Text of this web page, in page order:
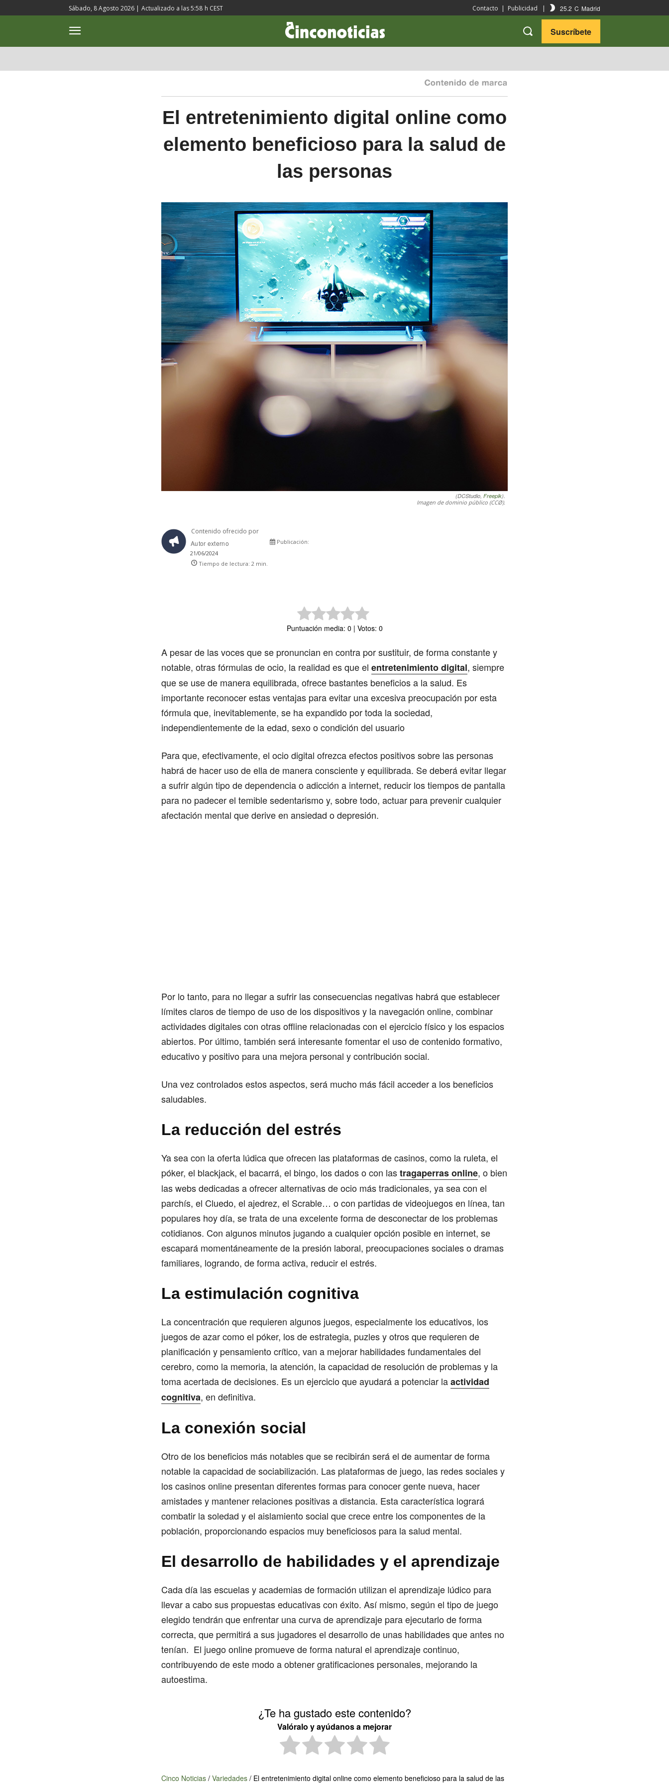
Sábado, 8 Agosto 2026 | Actualizado a las5:58 h CEST Contacto | Publicidad | 25.2 C Madrid
Suscríbete
El entretenimiento digital online como
elemento beneficioso para la salud de
las personas
(DCStudio, Freepik).
Imagen de dominio público (CCØ).
Contenido ofrecido por
Autor externo
Publicación:
21/06/2024
Tiempo de lectura: 2 min.
Puntuación media: 0 | Votos: 0
A pesar de las voces que se pronuncian en contra por sustituir, de forma constante y
notable, otras fórmulas de ocio, la realidad es que el entretenimiento digital, siempre
que se use de manera equilibrada, ofrece bastantes beneficios a la salud. Es
importante reconocer estas ventajas para evitar una excesiva preocupación por esta
fórmula que, inevitablemente, se ha expandido por toda la sociedad,
independientemente de la edad, sexo o condición del usuario
Para que, efectivamente, el ocio digital ofrezca efectos positivos sobre las personas
habrá de hacer uso de ella de manera consciente y equilibrada. Se deberá evitar llegar
a sufrir algún tipo de dependencia o adicción a internet, reducir los tiempos de pantalla
para no padecer el temible sedentarismo y, sobre todo, actuar para prevenir cualquier
afectación mental que derive en ansiedad o depresión.
Por lo tanto, para no llegar a sufrir las consecuencias negativas habrá que establecer
límites claros de tiempo de uso de los dispositivos y la navegación online, combinar
actividades digitales con otras offline relacionadas con el ejercicio físico y los espacios
abiertos. Por último, también será interesante fomentar el uso de contenido formativo,
educativo y positivo para una mejora personal y contribución social.
Una vez controlados estos aspectos, será mucho más fácil acceder a los beneficios
saludables.
La reducción del estrés
Ya sea con la oferta lúdica que ofrecen las plataformas de casinos, como la ruleta, el
póker, el blackjack, el bacarrá, el bingo, los dados o con lastragaperras online, o bien
las webs dedicadas a ofrecer alternativas de ocio más tradicionales, ya sea con el
parchís, el Cluedo, el ajedrez, el Scrable… o con partidas de videojuegos en línea, tan
populares hoy día, se trata de una excelente forma de desconectar de los problemas
cotidianos. Con algunos minutos jugando a cualquier opción posible en internet, se
escapará momentáneamente de la presión laboral, preocupaciones sociales o dramas
familiares, logrando, de forma activa, reducir el estrés.
La estimulación cognitiva
La concentración que requieren algunos juegos, especialmente los educativos, los
juegos de azar como el póker, los de estrategia, puzles y otros que requieren de
planificación y pensamiento crítico, van a mejorar habilidades fundamentales del
cerebro, como la memoria, la atención, la capacidad de resolución de problemas y la
toma acertada de decisiones. Es un ejercicio que ayudará a potenciar laactividad
cognitiva, en definitiva.
La conexión social
Otro de los beneficios más notables que se recibirán será el de aumentar de forma
notable la capacidad de sociabilización. Las plataformas de juego, las redes sociales y
los casinos online presentan diferentes formas para conocer gente nueva, hacer
amistades y mantener relaciones positivas a distancia. Esta característica logrará
combatir la soledad y el aislamiento social que crece entre los componentes de la
población, proporcionando espacios muy beneficiosos para la salud mental.
El desarrollo de habilidades y el aprendizaje
Cada día las escuelas y academias de formación utilizan el aprendizaje lúdico para
llevar a cabo sus propuestas educativas con éxito. Así mismo, según el tipo de juego
elegido tendrán que enfrentar una curva de aprendizaje para ejecutarlo de forma
correcta, que permitirá a sus jugadores el desarrollo de unas habilidades que antes no
tenían. El juego online promueve de forma natural el aprendizaje continuo,
contribuyendo de este modo a obtener gratificaciones personales, mejorando la
autoestima.
¿Te ha gustado este contenido?
Valóralo y ayúdanos a mejorar
Cinco Noticias / Variedades / El entretenimiento digital online como elemento beneficioso para la salud de las